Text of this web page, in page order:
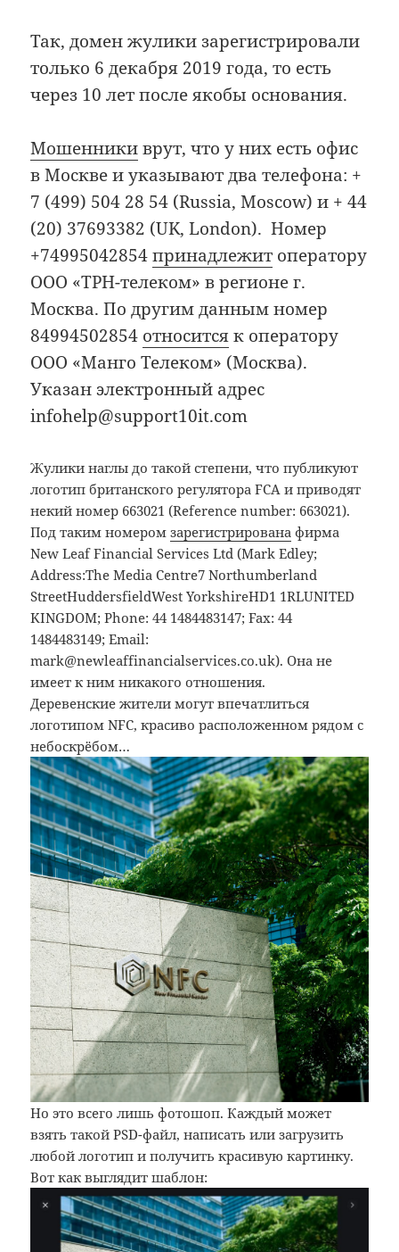
Так, домен жулики зарегистрировали
только 6 декабря 2019 года, то есть
через 10 лет после якобы основания.
Мошенникиврут, что у них есть офис
в Москве и указывают два телефона: +
7 (499) 504 28 54 (Russia, Moscow) и + 44
(20) 37693382 (UK, London). Номер
+74995042854принадлежит оператору
ООО «ТРН-телеком» в регионе г.
Москва. По другим данным номер
84994502854 относитсяк оператору
ООО «Манго Телеком» (Москва).
Указан электронный адрес
infohelp@support10it.com
Жулики наглы до такой степени, что публикуют
логотип британского регулятора FCA и приводят
некий номер 663021(Reference number: 663021).
Под таким номеромзарегистрирована фирма
New Leaf Financial Services Ltd (Mark Edley;
Address:The Media Centre7 Northumberland
StreetHuddersfieldWest YorkshireHD1 1RLUNITED
KINGDOM; Phone: 44 1484483147; Fax: 44
1484483149; Email:
mark@newleaffinancialservices.co.uk). Она не
имеет к ним никакого отношения.
Деревенские жители могут впечатлиться
логотипом NFC, красиво расположенном рядом с
небоскрёбом…
Но это всего лишь фотошоп. Каждый может
взять такой PSD-файл, написать или загрузить
любой логотип и получить красивую картинку.
Вот как выглядит шаблон: